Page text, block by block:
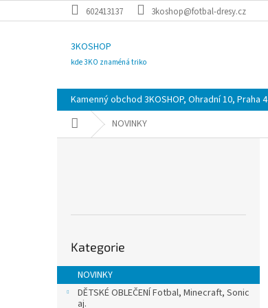
na
602413137 3koshop@fotbal-dresy.cz
3KOSHOP
kde 3KO znaméná triko
Kamenný obchod 3KOSHOP, Ohradní 10, Praha 4
Domů NOVINKY
í
p
kategorie
Kategorie
NOVINKY
DĚTSKÉ OBLEČENÍ Fotbal, Minecraft, Sonic
aj.